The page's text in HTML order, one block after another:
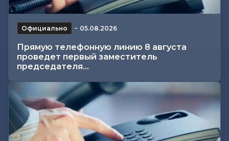
Официально − 05.08.2026
Прямую телефонную линию 8 августа
проведет первый заместитель
председателя...